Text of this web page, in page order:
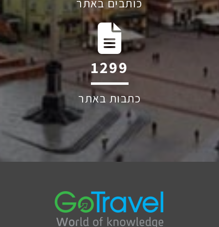
1982
כתבות באתר